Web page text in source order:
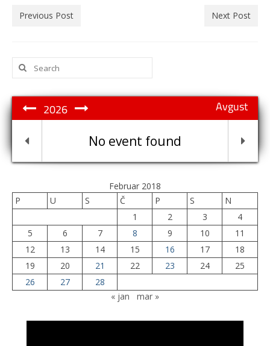
Previous Post Next Post
Search
for:
Avgust
2026
No event found
Februar 2018
P
U S Č P S
N
1
2 3
4
5
6 7 8 9 10
11
12
13 14 15 16 17
18
19
20 21 22 23 24
25
26
27
28
« jan
mar »